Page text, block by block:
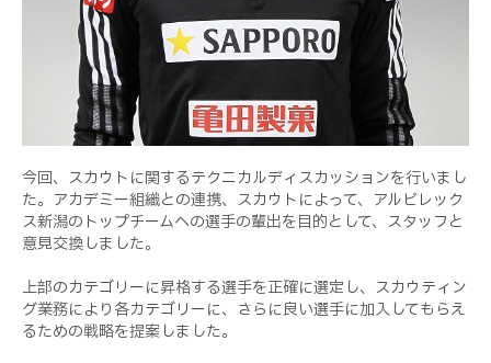
今回、スカウトに関するテクニカルディスカッションを行いまし
た。アカデミー組織との連携、スカウトによって、アルビレック
ス新潟のトップチームへの選手の輩出を目的として、スタッフと
意見交換しました。
上部のカテゴリーに昇格する選手を正確に選定し、スカウティン
グ業務により各カテゴリーに、さらに良い選手に加入してもらえ
るための戦略を提案しました。